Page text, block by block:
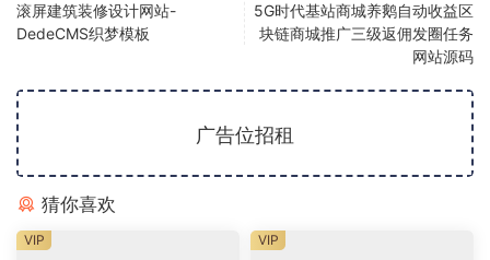
滚屏建筑装修设计网站-
DedeCMS织梦模板
5G时代基站商城养鹅自动收益区
块链商城推广三级返佣发圈任务
网站源码
广告位招租
猜你喜欢
VIP VIP